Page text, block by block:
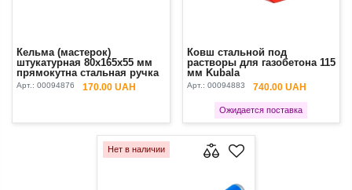
Кельма (мастерок)
штукатурная 80х165х55 мм
прямокутна стальная ручка
буковая лакованная Kubala
Арт.: 00094876 170.00 UAH
Ковш стальной под
растворы для газобетона 115
мм Kubala
Арт.: 00094883 740.00 UAH
Ожидается поставка
Нет в наличии